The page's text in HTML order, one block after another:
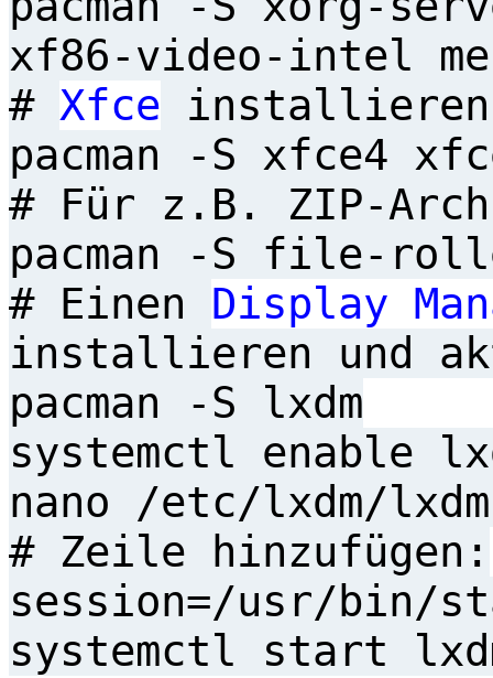
xf86-video-intel
# Xfce
pacman -S xfce4
# Für z.B. ZIP-
pacman -S file-
# Einen Display
installieren und
pacman -S lxdm
systemctl enable
nano /etc/lxdm/
# Zeile hinzufügen:
session=/usr/bin/
systemctl start